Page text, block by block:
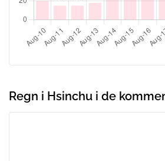
Regn i Hsinchu i de